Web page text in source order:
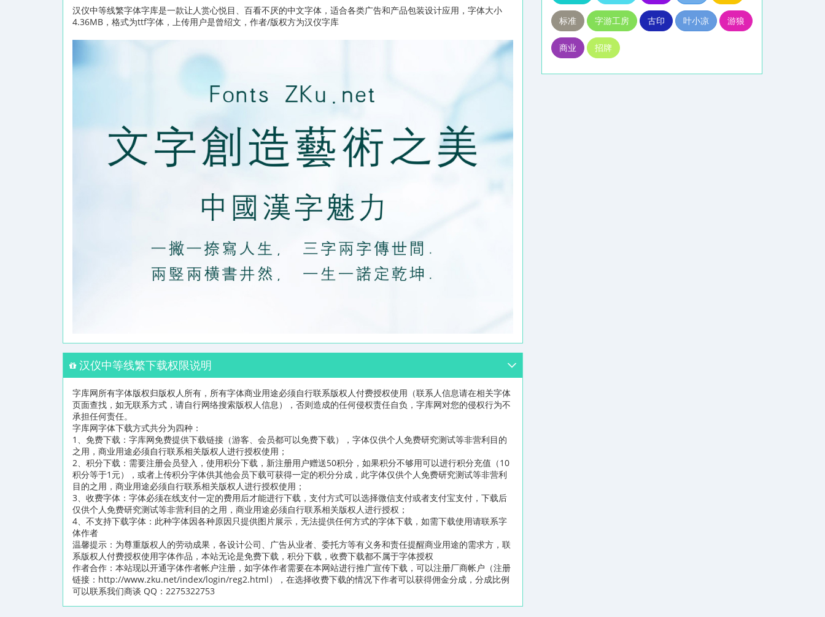
汉仪中等线繁字体字库是一款让人赏心悦目、百看不厌的中文字体，适合各类广告和产品包装设计应用，字体大小
4.36MB，格式为ttf字体，上传用户是曾绍文，作者/版权方为汉仪字库
汉仪中等线繁下载权限说明
字库网所有字体版权归版权人所有，所有字体商业用途必须自行联系版权人付费授权使用（联系人信息请在相关字体
页面查找，如无联系方式，请自行网络搜索版权人信息），否则造成的任何侵权责任自负，字库网对您的侵权行为不
承担任何责任。
字库网字体下载方式共分为四种：
1、免费下载：字库网免费提供下载链接（游客、会员都可以免费下载），字体仅供个人免费研究测试等非营利目的
之用，商业用途必须自行联系相关版权人进行授权使用；
2、积分下载：需要注册会员登入，使用积分下载，新注册用户赠送50积分，如果积分不够用可以进行积分充值（10
积分等于1元），或者上传积分字体供其他会员下载可获得一定的积分分成，此字体仅供个人免费研究测试等非营利
目的之用，商业用途必须自行联系相关版权人进行授权使用；
3、收费字体：字体必须在线支付一定的费用后才能进行下载，支付方式可以选择微信支付或者支付宝支付，下载后
仅供个人免费研究测试等非营利目的之用，商业用途必须自行联系相关版权人进行授权；
4、不支持下载字体：此种字体因各种原因只提供图片展示，无法提供任何方式的字体下载，如需下载使用请联系字
体作者
温馨提示：为尊重版权人的劳动成果，各设计公司、广告从业者、委托方等有义务和责任提醒商业用途的需求方，联
系版权人付费授权使用字体作品，本站无论是免费下载，积分下载，收费下载都不属于字体授权
作者合作：本站现以开通字体作者帐户注册，如字体作者需要在本网站进行推广宣传下载，可以注册厂商帐户（注册
链接：http://www.zku.net/index/login/reg2.html），在选择收费下载的情况下作者可以获得佣金分成，分成比例
可以联系我们商谈 QQ：2275322753
标准 字游工房 古印 叶小凉 游狼
商业 招牌